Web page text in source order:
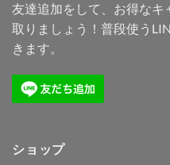
友達追加をして、お得な
取りましょう！普段使う
きます。
ショップ